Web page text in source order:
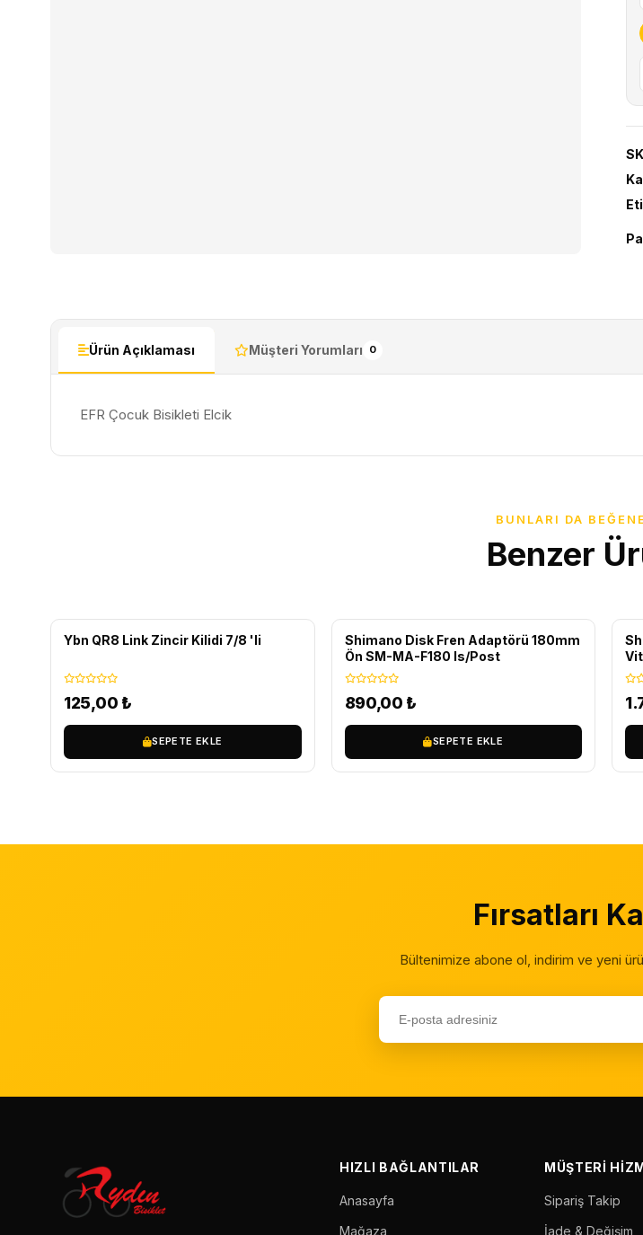
Ürün Açıklaması Müşteri Yorumları 0
EFR Çocuk Bisikleti Elcik
BUNLARI DA
Benzer
Ybn QR8 Link Zincir Kilidi 7/8 'li
125,00 ₺
SEPETE EKLE
Shimano Disk Fren Adaptörü 180mm
Ön SM-MA-F180 Is/Post
890,00 ₺
SEPETE EKLE
Fırsatları
Bültenimize abone ol, indirim ve yeni
HIZLI BAĞLANTILAR
Anasayfa
Mağaza
MÜŞTERI
Sipariş Takip
İade & Değişim